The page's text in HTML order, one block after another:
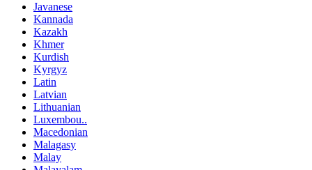
Javanese
Kannada
Kazakh
Khmer
Kurdish
Kyrgyz
Latin
Latvian
Lithuanian
Luxembou..
Macedonian
Malagasy
Malay